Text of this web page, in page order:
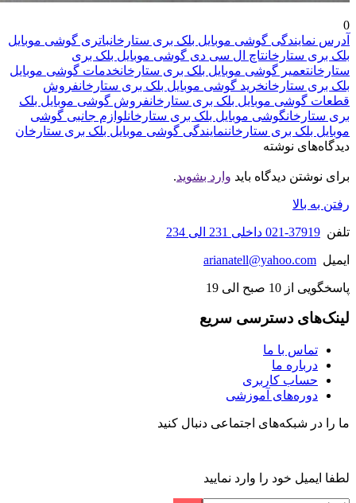
0
آدرس نمایندگی گوشی موبایل بلک بری ستارخانباتری گوشی موبایل
بلک بری ستارخانتاچ ال سی دی گوشی موبایل بلک بری
ستارخانتعمیر گوشی موبایل بلک بری ستارخانخدمات گوشی موبایل
بلک بری ستارخانخرید گوشی موبایل بلک بری ستارخانفروش
قطعات گوشی موبایل بلک بری ستارخانفروش گوشی موبایل بلک
بری ستارخانگوشی موبایل بلک بری ستارخانلوازم جانبی گوشی
موبایل بلک بری ستارخاننمایندگی گوشی موبایل بلک بری ستارخان
دیدگاه‌های نوشته
برای نوشتن دیدگاه باید وارد بشوید.
رفتن به بالا
تلفن 37919-021 داخلی 231 الی 234
ایمیل arianatell@yahoo.com
پاسخگویی از 10 صبح الی 19
لینک‌های دسترسی سریع
تماس با ما
درباره ما
حساب کاربری
دوره‌های آموزشی
ما را در شبکه‌های اجتماعی دنبال کنید
لطفا ایمیل خود را وارد نمایید